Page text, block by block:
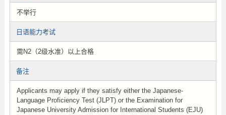
不举行
日语能力考试
需N2（2级水准）以上合格
备注
Applicants may apply if they satisfy either the Japanese-
Language Proficiency Test (JLPT) or the Examination for
Japanese University Admission for International Students (EJU)